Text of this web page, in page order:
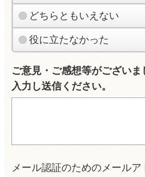
どちらともいえない
役に立たなかった
ご意見・ご感想等がござい
入力し送信ください。
メール認証のためのメールア